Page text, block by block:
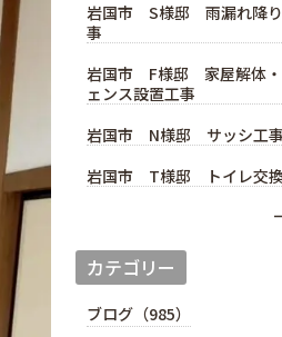
岩国市 S様邸 雨漏れ降
事
岩国市 F様邸 家屋解体・
ェンス設置工事
岩国市 N様邸 サッシ工事
岩国市 T様邸 トイレ交
カテゴリー
ブログ（985）